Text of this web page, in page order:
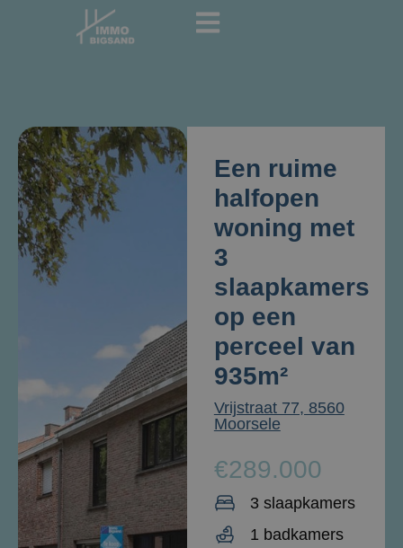
Een ruime
halfopen
woning met
3
slaapkamers
op een
perceel van
935m²
Vrijstraat 77, 8560
Moorsele
€289.000
3 slaapkamers
1 badkamers